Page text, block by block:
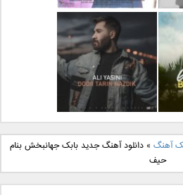
دانلود آهنگ جدید فرزاد
فرزین بنام آتیش
دانلود آهنگ جدید علی
یاسینی بنام دورترین نزدیک آهنگ »دانلود آهنگ جدید بابک جهانبخش بنام
حیف